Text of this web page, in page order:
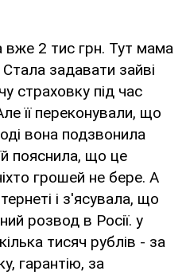
2 тис грн. Тут мама
задавати зайві
страховку під час
її переконували, що
вона подзвонила
пояснила, що це
грошей не бере. А
і з'ясувала, що
розвод в Росії. у
тисяч рублів - за
гарантію, за